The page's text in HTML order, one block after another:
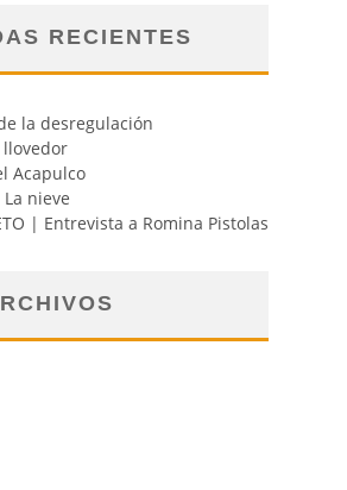
RECIENTES
la desregulación
Acapulco
nieve
| Entrevista a Romina Pistolas